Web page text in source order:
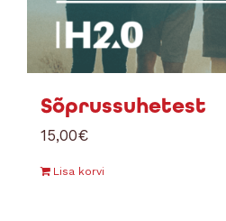
Sõprussuhetest
15,00€
Lisa korvi